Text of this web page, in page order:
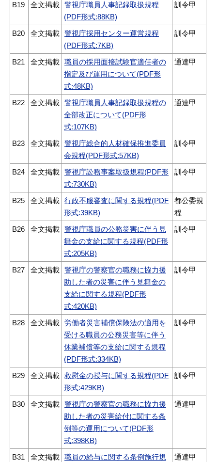
B19 全文掲載 警視庁職員人事記録取扱規程
(PDF形式:88KB)
訓令甲
B20 全文掲載 警視庁採用センター運営規程
(PDF形式:7KB)
訓令甲
B21 全文掲載 職員の採用面接試験官適任者の
指定及び運用について(PDF形
式:48KB)
通達甲
B22 全文掲載 警視庁職員人事記録取扱規程の
全部改正について(PDF形
式:107KB)
通達甲
B23 全文掲載 警視庁総合的人材確保推進委員
会規程(PDF形式:57KB)
訓令甲
B24 全文掲載 警視庁訟務事案取扱規程(PDF形
式:730KB)
訓令甲
B25 全文掲載 行政不服審査に関する規程(PDF
形式:39KB)
都公委規
程
B26
全文掲載 警視庁職員の公務災害に伴う見
舞金の支給に関する規程(PDF形
式:205KB)
訓令甲
B27 全文掲載 警視庁の警察官の職務に協力援
助した者の災害に伴う見舞金の
支給に関する規程(PDF形
式:420KB)
訓令甲
B28 全文掲載 労働者災害補償保険法の適用を
受ける職員の公務災害等に伴う
休業補償等の支給に関する規程
(PDF形式:334KB)
訓令甲
B29 全文掲載 救慰金の授与に関する規程(PDF
形式:429KB)
訓令甲
B30 全文掲載 警視庁の警察官の職務に協力援
助した者の災害給付に関する条
例等の運用について(PDF形
式:398KB)
通達甲
B31 全文掲載 職員の給与に関する条例施行規 通達甲